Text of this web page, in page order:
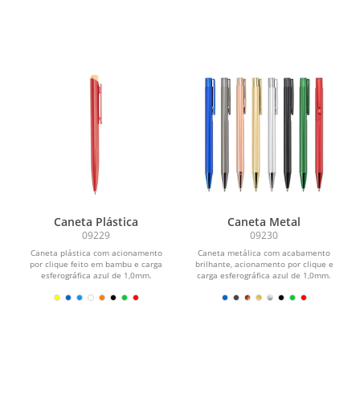
Caneta Plástica
09229
Caneta plástica com acionamento
por clique feito em bambu e carga
esferográfica azul de 1,0mm.
Caneta Metal
09230
Caneta metálica com acabamento
brilhante, acionamento por clique e
carga esferográfica azul de 1,0mm.